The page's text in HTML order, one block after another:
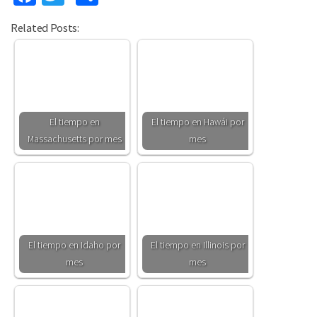
Related Posts:
El tiempo en
Massachusetts por mes
El tiempo en Hawái por
mes
El tiempo en Idaho por
mes
El tiempo en Illinois por
mes